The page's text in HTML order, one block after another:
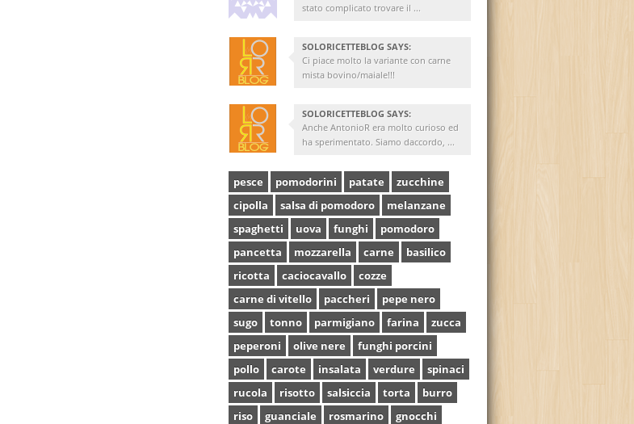
stato complicato trovare il ...
SOLORICETTEBLOG SAYS:
Ci piace molto la variante con carne
mista bovino/maiale!!!
SOLORICETTEBLOG SAYS:
Anche AntonioR era molto curioso ed
ha sperimentato. Siamo daccordo, ...
pesce pomodorini patate
zucchine
cipolla
salsa di pomodoro
melanzane
spaghetti
uova funghi
pomodoro
pancetta
mozzarella carne
basilico
ricotta
caciocavallo
cozze
carne di vitello
paccheri
pepe nero
sugo
tonno parmigiano farina
zucca
peperoni
olive nere
funghi porcini
pollo
carote insalata verdure
spinaci
rucola
risotto salsiccia torta
burro
riso
guanciale rosmarino
gnocchi